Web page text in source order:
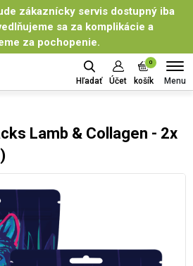
zákaznícky servis dostupný iba
sa za komplikácie a
za pochopenie.
Hľadať Účet
0
košík Menu
Lamb & Collagen - 2x